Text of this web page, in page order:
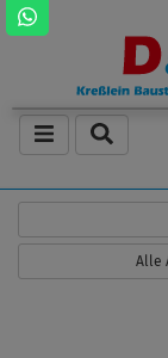
Alle